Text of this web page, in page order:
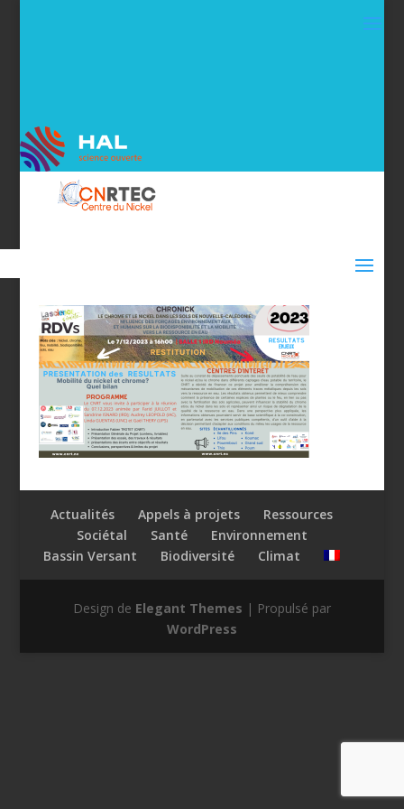
Actualités Appels à projets
Ressources
Sociétal
Santé
Environnement
Bassin Versant
Biodiversité Climat
Design de Elegant Themes | Propulsé par
WordPress